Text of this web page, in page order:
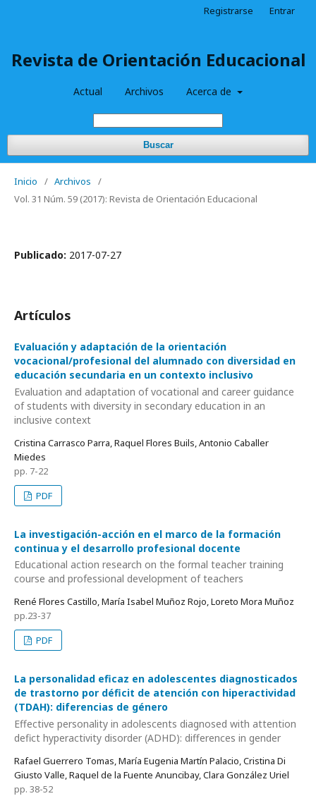
Revista de Orientación Educacional
Actual Archivos Acerca de
Buscar
Registrarse Entrar
Inicio / Archivos
/
Vol. 31 Núm. 59 (2017): Revista de Orientación Educacional
Publicado: 2017-07-27
Artículos
Evaluación y adaptación de la orientación
vocacional/profesional del alumnado con diversidad en
educación secundaria en un contexto inclusivo
Evaluation and adaptation of vocational and career guidance
of students with diversity in secondary education in an
inclusive context
Cristina Carrasco Parra, Raquel Flores Buils, Antonio Caballer
Miedes
pp. 7-22
PDF
La investigación-acción en el marco de la formación
continua y el desarrollo profesional docente
Educational action research on the formal teacher training
course and professional development of teachers
René Flores Castillo, María Isabel Muñoz Rojo, Loreto Mora Muñoz
pp.23-37
PDF
La personalidad eficaz en adolescentes diagnosticados
de trastorno por déficit de atención con hiperactividad
(TDAH): diferencias de género
Effective personality in adolescents diagnosed with attention
defict hyperactivity disorder (ADHD): differences in gender
Rafael Guerrero Tomas, María Eugenia Martín Palacio, Cristina Di
Giusto Valle, Raquel de la Fuente Anuncibay, Clara González Uriel
pp. 38-52